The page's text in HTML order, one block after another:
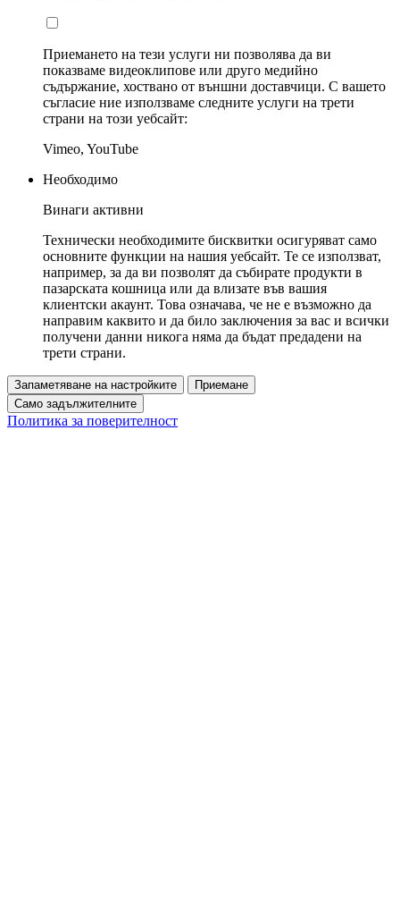
Приемането на тези услуги ни позволява да ви
показваме видеоклипове или друго медийно
съдържание, хоствано от външни доставчици. С вашето
съгласие ние използваме следните услуги на трети
страни на този уебсайт:
Vimeo, YouTube
Необходимо
Винаги активни
Технически необходимите бисквитки осигуряват само
основните функции на нашия уебсайт. Те се използват,
например, за да ви позволят да събирате продукти в
пазарската кошница или да влизате във вашия
клиентски акаунт. Това означава, че не е възможно да
направим каквито и да било заключения за вас и всички
получени данни никога няма да бъдат предадени на
трети страни.
Запаметяване на настройките
Приемане
Само задължителните
Политика за поверителност